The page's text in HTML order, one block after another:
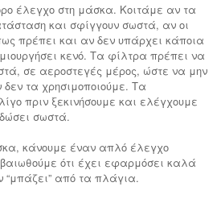
έλεγχο στη μάσκα. Κοιτάμε αν τα
και σφίγγουν σωστά, αν οι
πρέπει και αν δεν υπάρχει κάποια
κενό. Τα φίλτρα πρέπει να
σε αεροστεγές μέρος, ώστε να μην
δεν τα χρησιμοποιούμε. Τα
πριν ξεκινήσουμε και ελέγχουμε
σωστά.
κάνουμε έναν απλό έλεγχο
ότι έχει εφαρμόσει καλά
“μπάζει” από τα πλάγια.